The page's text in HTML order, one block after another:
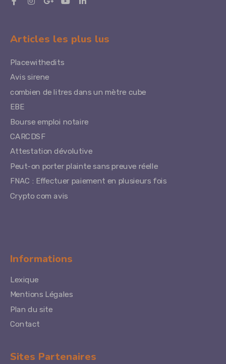
Articles les plus lus
Placewithedits
Avis sirene
combien de litres dans un mètre cube
EBE
Bourse emploi notaire
CARCDSF
Attestation dévolutive
Peut-on porter plainte sans preuve réelle
FNAC : Effectuer paiement en plusieurs fois
Crypto com avis
Informations
Lexique
Mentions Légales
Plan du site
Contact
Sites Partenaires